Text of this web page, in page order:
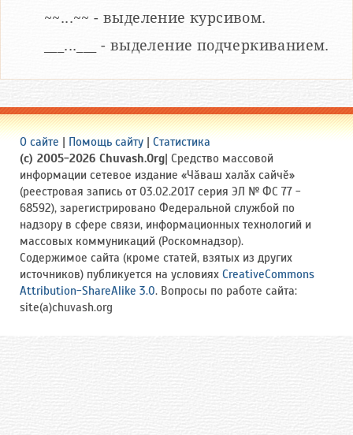
~~...~~ - выделение курсивом.
___...___ - выделение подчеркиванием.
О сайте | Помощь сайту | Статистика
(c) 2005-2026 Chuvash.Org| Средство массовой
информации сетевое издание «Чӑваш халӑх сайчӗ»
(реестровая запись от 03.02.2017 серия ЭЛ № ФС 77 -
68592), зарегистрировано Федеральной службой по
надзору в сфере связи, информационных технологий и
массовых коммуникаций (Роскомнадзор).
Содержимое сайта (кроме статей, взятых из других
источников) публикуется на условиях CreativeCommons
Attribution-ShareAlike 3.0. Вопросы по работе сайта:
site(a)chuvash.org